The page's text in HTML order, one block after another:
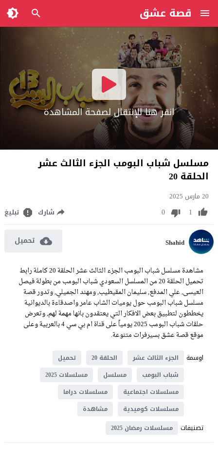
قصة عشق
انقر هنا للإنتقال لصفحة المشاهدة
مسلسل شباب البومب الجزء الثالث عشر
الحلقة 20
20 مارس 2025
1
0 شارك تبليغ
Shahid تحميل
مشاهدة مسلسل شباب البومب الجزء الثالث عشر الحلقة 20 كاملة رابط
تحميل الحلقة 20 من المسلسل السعودي شباب البومب من بطولة فيصل
العيسى, علي المدفع, سليمان المقيطيب, ومهند الجميلي, وتدور قصة
مسلسل شباب البومب حول يوميات الشاب عامر واصدقاءة بالديوانية
يخططون لتطبيق بعض الافكار التي يعتقدون بانها مهمة لهم, وتعرض
حلقات شباب البومب 2025 يومياً على قناة ام بي سي 4 بالعربية وعلى
موقع قصة عشق بسيرفرات متنوعة.
اوسمة
الجزء الثالث عشر الحلقة 20
تحميل
شباب البومب
مسلسل
مسلسلات 2025
مسلسلات اجتماعية
مسلسلات دراما
مسلسلات كوميدية
مشاهدة
تصنيفات مسلسلات رمضان 2025